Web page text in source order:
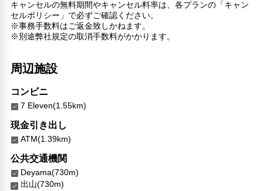
館内施設・便利なサービス
荷物預かりサービス
館内ショップ
英語
日本語
その他サービス
ドライクリーニング
自動販売機
共用ラウンジ/TVエリア
セーフティボックス（フロント）
禁煙
フードデリバリー
キャンセルの無料期間やキャンセル料率は、各プランの「キャン
セルポリシー」で必ずご確認ください。
※事務手数料はご返金致しかねます。
※別途弊社規定の取消手数料がかかります。
周辺施設
コンビニ
7 Eleven(1.55km)
現金引き出し
ATM(1.39km)
公共交通機関
Deyama(730m)
出山(730m)